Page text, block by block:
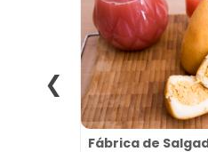
Fábrica de